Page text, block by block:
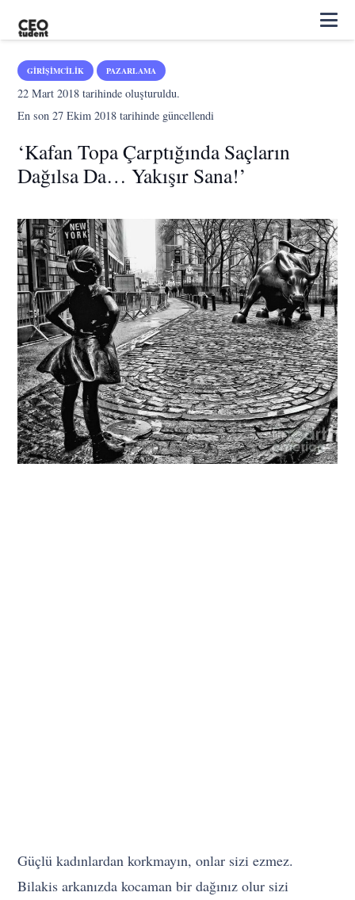
GIRIŞIMCILIK PAZARLAMA
22 Mart 2018 tarihinde oluşturuldu.
En son27 Ekim 2018 tarihinde güncellendi
‘Kafan Topa Çarptığında Saçların
Dağılsa Da… Yakışır Sana!’
Güçlü kadınlardan korkmayın, onlar sizi ezmez.
Bilakis arkanızda kocaman bir dağınız olur sizi